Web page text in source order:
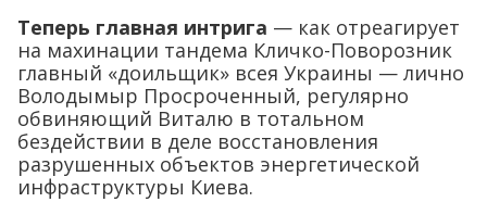
Теперь главная интрига — как отреагирует
на махинации тандема Кличко-Поворозник
главный «доильщик» всея Украины — лично
Володымыр Просроченный, регулярно
обвиняющий Виталю в тотальном
бездействии в деле восстановления
разрушенных объектов энергетической
инфраструктуры Киева.